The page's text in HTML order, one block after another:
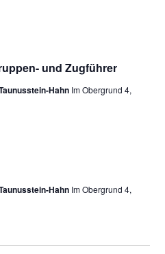
und Zugführer
Hahn Im Obergrund 4,
Hahn Im Obergrund 4,